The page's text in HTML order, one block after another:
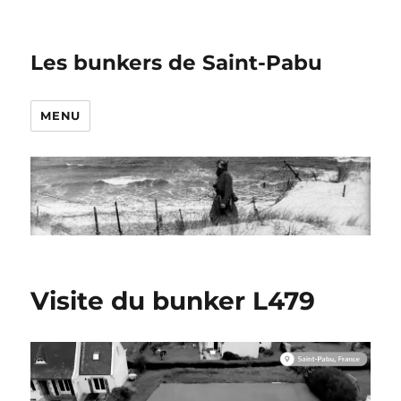
Les bunkers de Saint-Pabu
MENU
Visite du bunker L479